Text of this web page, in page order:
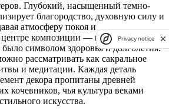
Глубокий, насыщенный темно-
благородство, духовную силу и
атмосферу покоя и
центре композиции — изображение
было символом здоровья и долголетия.
рассматривать как сакральное
и медитации. Каждая деталь
декора пропитаны древней
кочевников, чья культура веками
искусства.
Privacy notice